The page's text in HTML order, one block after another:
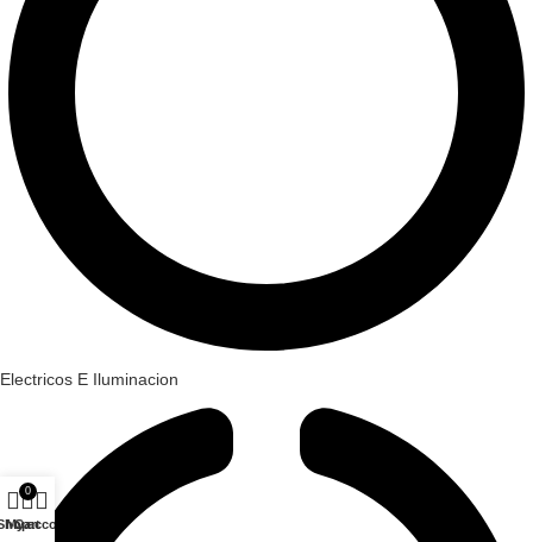
Electricos E Iluminacion
0
Cart
My account